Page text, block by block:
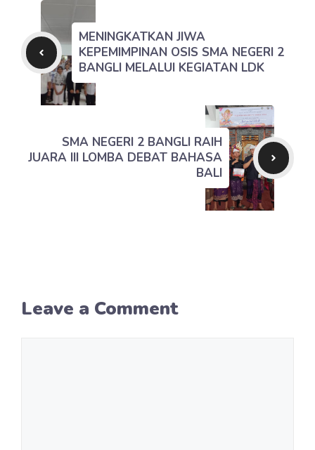
MENINGKATKAN JIWA
KEPEMIMPINAN OSIS SMA NEGERI 2
BANGLI MELALUI KEGIATAN LDK
SMA NEGERI 2 BANGLI RAIH
JUARA III LOMBA DEBAT BAHASA
BALI
Leave a Comment